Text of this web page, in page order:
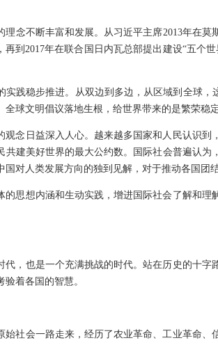
理念不断丰富和发展。从习近平主席2013年在
到2017年在联合国日内瓦总部提出建设“五个
实践稳步推进。从双边到多边，从区域到全球
球文明倡议落地生根，给世界带来的是繁荣稳
观念日益深入人心。越来越多国家和人民认识到
共建美好世界的最大公约数。国际社会普遍认
国对人类发展方向的独到见解，对于推动各国团
的思想内涵和生动实践，增进国际社会了解和
代，也是一个充满挑战的时代。站在历史的十
着各国的智慧。
始社会一路走来，经历了农业革命、工业革命